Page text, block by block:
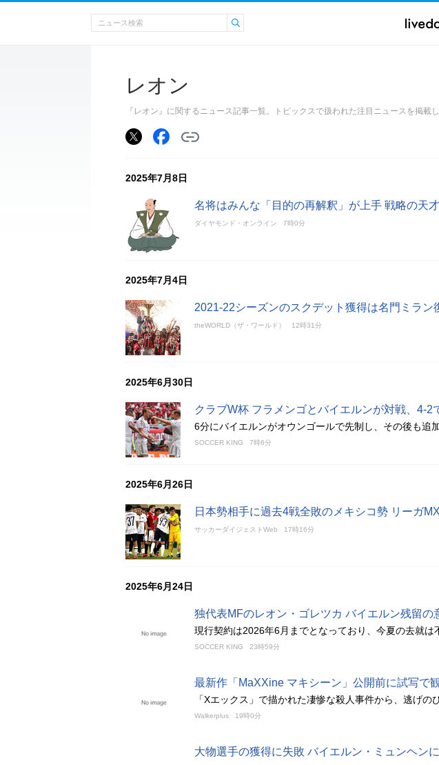
レオン
『レオン』に関するニュース記事一覧。トピックスで扱われた注目ニュースを掲載し
2025年7月8日
名将はみんな「目的の再解釈」が上手 戦略の天
ダイヤモンド・オンライン 7時0分
2025年7月4日
2021-22シーズンのスクデット獲得は名門ミラン
theWORLD（ザ・ワールド） 12時31分
2025年6月30日
クラブW杯 フラメンゴとバイエルンが対戦、4-2
6分にバイエルンがオウンゴールで先制し、その後も追
SOCCER KING 7時6分
2025年6月26日
日本勢相手に過去4戦全敗のメキシコ勢 リーガ
サッカーダイジェストWeb 17時16分
2025年6月24日
独代表MFのレオン・ゴレツカ バイエルン残留の
現行契約は2026年6月までとなっており、今夏の去就は
SOCCER KING 23時59分
最新作「MaXXine マキシーン」公開前に試写で
「Xエックス」で描かれた凄惨な殺人事件から、逃げの
Walkerplus 19時0分
大物選手の獲得に失敗 バイエルン・ミュンヘン